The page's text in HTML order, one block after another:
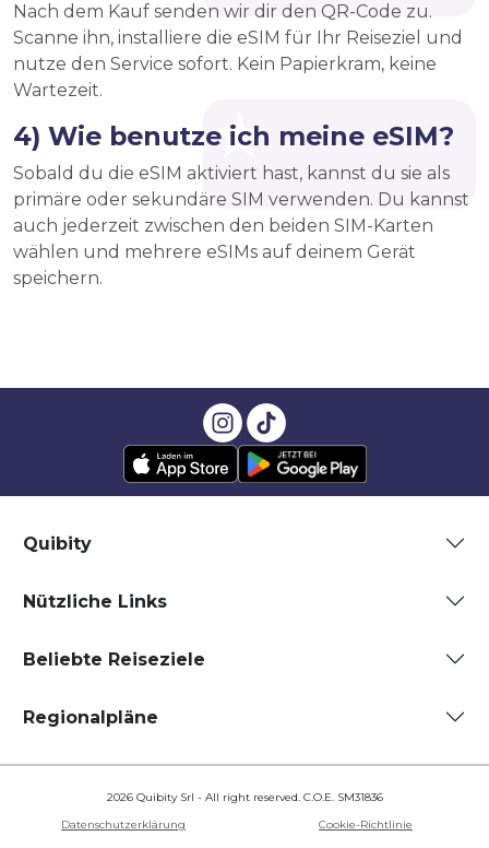
Nach dem Kauf senden wir dir den QR-Code zu.
Scanne ihn, installiere die eSIM für Ihr Reiseziel und
nutze den Service sofort. Kein Papierkram, keine
Wartezeit.
4) Wie benutze ich meine eSIM?
Sobald du die eSIM aktiviert hast, kannst du sie als
primäre oder sekundäre SIM verwenden. Du kannst
auch jederzeit zwischen den beiden SIM-Karten
wählen und mehrere eSIMs auf deinem Gerät
speichern.
Quibity
Nützliche Links
Beliebte Reiseziele
Regionalpläne
2026 Quibity Srl - All right reserved. C.O.E. SM31836
Datenschutzerklärung
Cookie-Richtlinie